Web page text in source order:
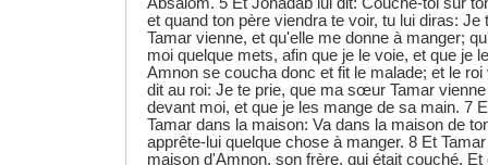
Absalom. 5 Et Jonadab lui dit: Couche-toi sur
et quand ton père viendra te voir, tu lui diras:
Tamar vienne, et qu'elle me donne à manger;
moi quelque mets, afin que je le voie, et que je
Amnon se coucha donc et fit le malade; et le roi
dit au roi: Je te prie, que ma sœur Tamar
devant moi, et que je les mange de sa main. 7
Tamar dans la maison: Va dans la maison de
apprête-lui quelque chose à manger. 8 Et
maison d'Amnon, son frère, qui était couché. Et